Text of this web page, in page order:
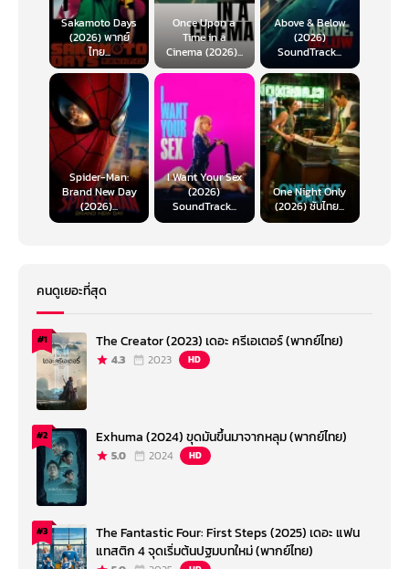
Sakamoto Days
(2026) พากย์
ไทย...
Once Upon a
Time in a
Cinema (2026)...
Above & Below
(2026)
SoundTrack...
Spider-Man:
Brand New Day
(2026)...
I Want Your Sex
(2026)
SoundTrack...
One Night Only
(2026) ซับไทย...
คนดูเยอะที่สุด
#1 The Creator (2023) เดอะ ครีเอเตอร์ (พากย์ไทย)
4.3 2023 HD
#2 Exhuma (2024) ขุดมันขึ้นมาจากหลุม (พากย์ไทย)
5.0 2024 HD
#3
The Fantastic Four: First Steps (2025) เดอะ แฟน
แทสติก 4 จุดเริ่มต้นปฐมบทใหม่ (พากย์ไทย)